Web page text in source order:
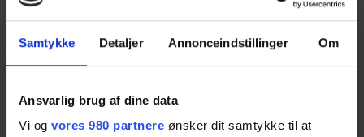
Samtykke Detaljer Annonceindstillinger Om
Ansvarlig brug af dine data
Vi og vores 980 partnere ønsker dit samtykke til at
18.45 – Opsamling og afrunding
19.00 – Netværksmiddag